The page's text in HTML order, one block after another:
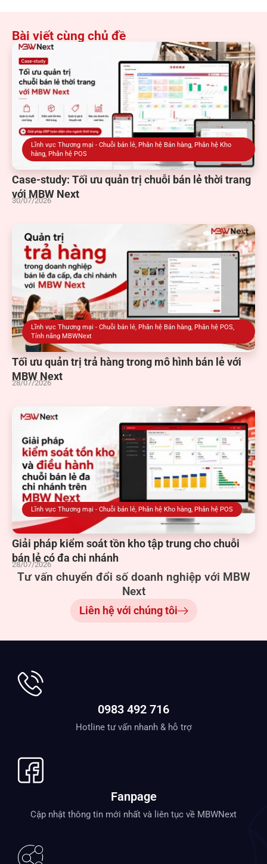
Bài viết cùng chủ đề
Lĩnh vực Thương mại - Chuỗi bán lẻ, Phân hệ Bán hàng, Phân hệ Kho
hàng, Phân hệ POS
Case-study: Tối ưu quản trị chuỗi bán lẻ thời trang
với MBW Next
30/07/2026
Lĩnh vực Thương mại - Chuỗi bán lẻ, Phân hệ Bán hàng, Phân hệ POS,
Tính năng MBWNext
Tối ưu quản trị trả hàng trong mô hình bán lẻ với
MBW Next
28/07/2026
Lĩnh vực Thương mại - Chuỗi bán lẻ Phân hệ Kho hàng Phân hệ POS
Giải pháp kiểm soát tồn kho tập trung cho chuỗi
bán lẻ có đa chi nhánh
28/07/2026
Tư vấn chuyển đổi số doanh nghiệp với MBW
Next
Liên hệ với chúng tôi
0983 492 716
Hotline tư vấn nhanh & hỗ trợ
Fanpage
Cập nhật thông tin mới nhất và liên tục về MBWNext